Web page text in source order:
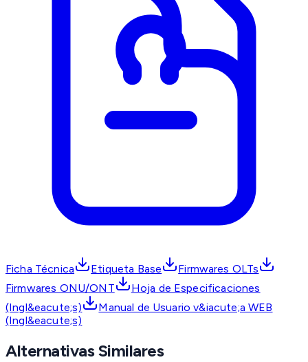
Ficha Técnica Etiqueta Base
Firmwares OLTs
Firmwares ONU/ONT
Hoja de Especificaciones
(Ingl&eacute;s)
Manual de Usuario v&iacute;a WEB
(Ingl&eacute;s)
Alternativas Similares